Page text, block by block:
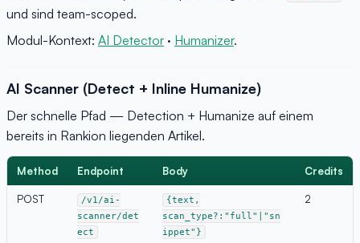
und sind team-scoped.
Modul-Kontext: AI Detector · Humanizer.
AI Scanner (Detect + Inline Humanize)
Der schnelle Pfad — Detection + Humanize auf einem
bereits in Rankion liegenden Artikel.
Method Endpoint Body Credits
POST
/v1/ai-
scanner/det
ect
{text,
scan_type?:"full"|"sn
ippet"}
2